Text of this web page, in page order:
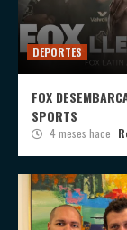
DEPORTES
FOX
SPORTS
4 meses hace